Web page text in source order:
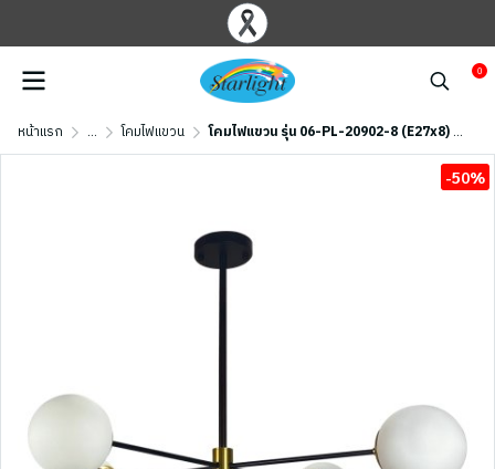
0
หน้าแรก ... โคมไฟแขวน โคมไฟแขวน รุ่น 06-PL-20902-8 (E27x8) สีดำ/ขาว
-50%